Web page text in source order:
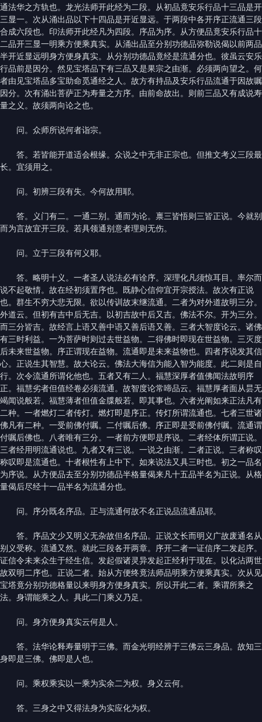
通法华之方轨也。龙光法师开此经为二段。从初品竟安乐行品十三品是开
三显一。次从涌出品以下十四品是开近显远。于两段中各开序正流通三段
合成六段也。印法师开此经凡为四段。序品为序。从方便品竟安乐行品十
二品开三显一明乘方便乘真实。从涌出品至分别功德品弥勒说偈以前两品
半开近显远明身方便身真实。从分别功德品竟经是流通分也。彼虽云安乐
行品前是因分。然见宝塔品下有三品又是果宗之由渐。必须两向望之。何
者由见宝塔品多宝助命觅通经之人。故方有持品及安乐行品流通于因故嘱
因分。次有涌出菩萨正为寿量之方序。由前命故出。则前三品又有成说寿
量之义。故须两向论之也。
问。众师所说何者诣宗。
答。若皆能开道适会根缘。众说之中无非正宗也。但推文考义三段最
长。宜须用之。
问。初辨三段有失。今何故用耶。
答。义门有二。一通二别。通而为论。禀三皆悟则三皆正说。今就别
而为言故宜开三段。若具领通别意者理则无伤。
问。立于三段有何义耶。
答。略明十义。一者圣人说法必有诠序。深理化凡须惊耳目。率尔而
说不起敬情。故在经初须置序也。既静心信仰宜开宗授法。故次有正说
也。群生不穷大悲无限。欲以传训故末继流通。二者为对外道故明三分。
外道云。但初有吉中后无吉。以初吉故中后又吉。佛法不尔。开为三分。
而三分皆吉。故经言上语又善中语又善后语又善。三者大智度论云。诸佛
有三时利益。一为菩萨时则过去世益物。二得佛时即现在世益物。三灭度
后未来世益物。序正谓现在益物。流通即是未来益物也。四者序说发其信
心。正说生其智慧。故大论云。佛法大海信为能入智为能度。此二则是自
行。次令流通所谓化他也。五者又有二人。福慧深厚者值佛闻法故明序
正。福慧劣者但值经卷必须流通。故智度论常啼品云。福慧厚者面从昙无
竭闻说般若。福慧薄者但值金牒般若。即其事也。六者光阐如来正法凡有
二种。一者燃灯二者传灯。燃灯即是序正。传灯所谓流通也。七者三世诸
佛凡有二种。一受前佛付嘱。二付嘱后佛。序正即是受前佛付嘱。流通谓
付嘱后佛也。八者唯有三分。一者前方便即是序说。二者经体所谓正说。
三者经用明流通说也。九者又有三说。一说之由渐。二者正说。三者称叹
称叹即是流通也。十者根性有上中下。如来说法又具三时也。初之一品名
为序说。从方便品去至分别功德品半格量偈来凡十五品半名为正说。从格
量偈后尽经十一品半名为流通分也。
问。序分既名序品。正与流通何故不名正说品流通品耶。
答。序品文少又明义无杂故但名序品。正说文长而明义广故废通名从
别义受称。流通又然。就此三段各开两章。序开二者一证信序二发起序。
证信令未来众生于经生信。发起假诸灵异发起正经利于现在。以化沾两世
故双明二序也。正说二者。始从方便终竟法师品明乘方便乘真实。次从见
宝塔竟分别功德格量以来明身方便身真实。所以开此二者。乘谓所乘之
法。身谓能乘之人。具此二门乘义乃足。
问。身方便身真实云何是人。
答。法华论释寿量明于三佛。而金光明经辨于三佛云三身品。故知三
身即是三佛。佛即是人也。
问。乘权乘实以一乘为实余二为权。身义云何。
答。三身之中又得法身为实应化为权。